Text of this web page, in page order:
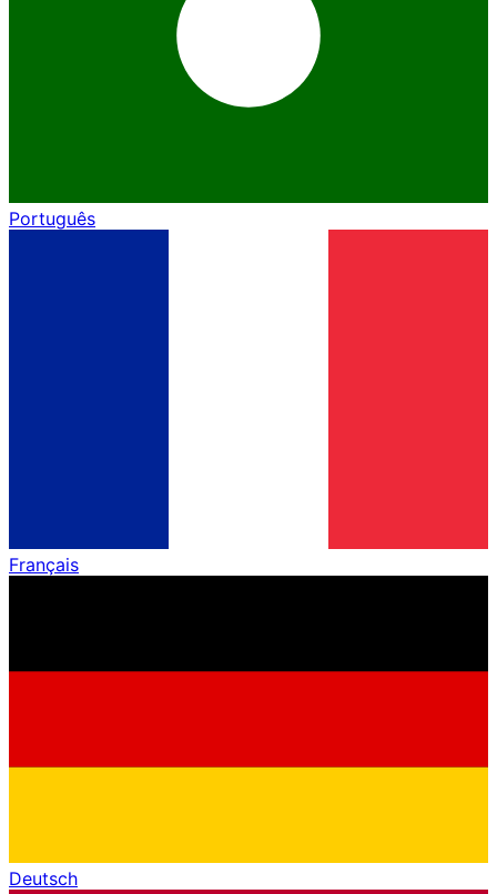
Português
Français
Deutsch